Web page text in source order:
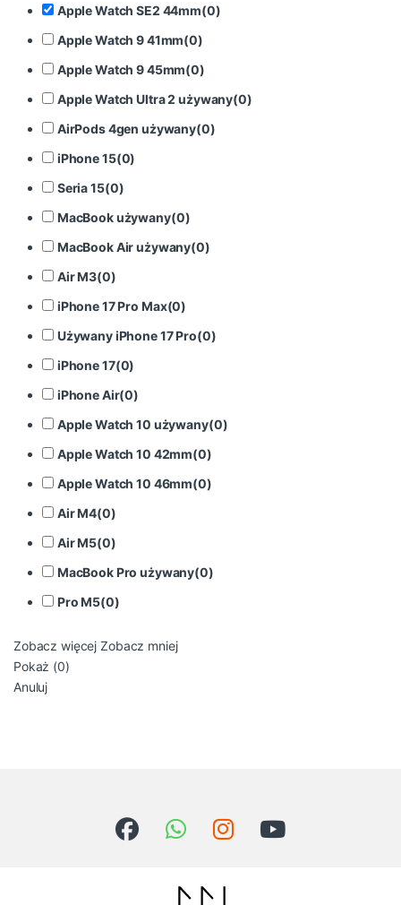
Apple Watch SE2 44mm(0)
Apple Watch 9 41mm(0)
Apple Watch 9 45mm(0)
Apple Watch Ultra 2 używany(0)
AirPods 4gen używany(0)
iPhone 15(0)
Seria 15(0)
MacBook używany(0)
MacBook Air używany(0)
Air M3(0)
iPhone 17 Pro Max(0)
Używany iPhone 17 Pro(0)
iPhone 17(0)
iPhone Air(0)
Apple Watch 10 używany(0)
Apple Watch 10 42mm(0)
Apple Watch 10 46mm(0)
Air M4(0)
Air M5(0)
MacBook Pro używany(0)
Pro M5(0)
Zobacz więcej Zobacz mniej
Pokaż (0)
Anuluj